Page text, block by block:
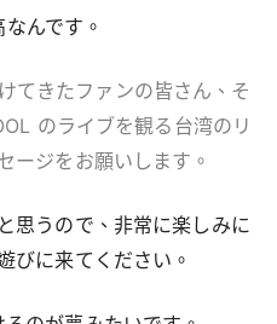
んです。
てきたファンの皆さん、そ
のライブを観る台湾のリ
ージをお願いします。
思うので、非常に楽しみに
びに来てください。